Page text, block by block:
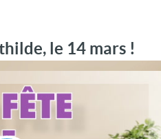
le 14 mars !